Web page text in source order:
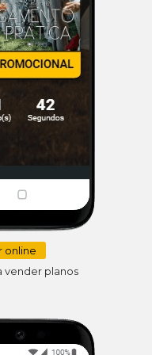
online
vender planos